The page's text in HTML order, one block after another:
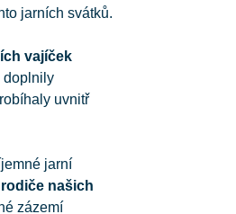
jarních svátků.
vajíček
doplnily
uvnitř
jarní
našich
zázemí